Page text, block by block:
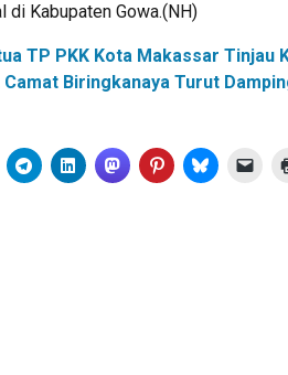
Kabupaten Gowa.(NH)
TP PKK Kota Makassar Tinjau
Biringkanaya Turut